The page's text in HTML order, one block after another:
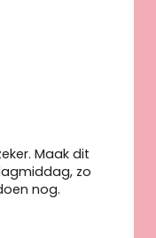
Maak dit
zo
nog.